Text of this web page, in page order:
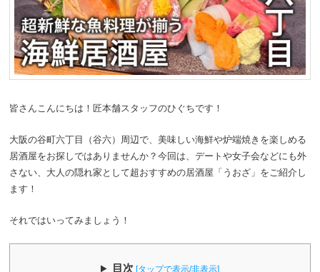
皆さんこんにちは！匠本舗スタッフのひぐちです！
大阪の谷町六丁目（谷六）周辺で、美味しい海鮮や炉端焼きを楽しめる
居酒屋をお探しではありませんか？今回は、デートや女子会などにも外
さない、大人の隠れ家として超おすすめの居酒屋「うおざ」をご紹介し
ます！
それではいってみましょう！
目次 [タップで表示/非表示]